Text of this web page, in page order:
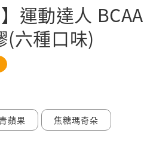
運動達人 BCAA
(六種口味)
青蘋果 焦糖瑪奇朵